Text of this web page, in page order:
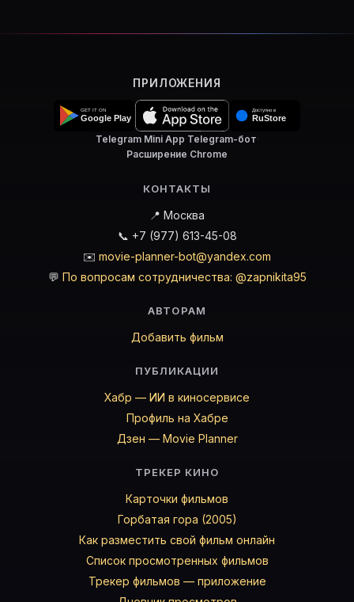
ПРИЛОЖЕНИЯ
Telegram Mini App·Telegram-бот·
Расширение Chrome
КОНТАКТЫ
📍 Москва
📞 +7 (977) 613-45-08
✉️ movie-planner-bot@yandex.com
💬 По вопросам сотрудничества: @zapnikita95
АВТОРАМ
Добавить фильм
ПУБЛИКАЦИИ
Хабр — ИИ в киносервисе
Профиль на Хабре
Дзен — Movie Planner
ТРЕКЕР КИНО
Карточки фильмов
Горбатая гора (2005)
Как разместить свой фильм онлайн
Список просмотренных фильмов
Трекер фильмов — приложение